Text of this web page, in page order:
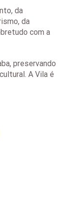
da
da
com a
preservando
A Vila é